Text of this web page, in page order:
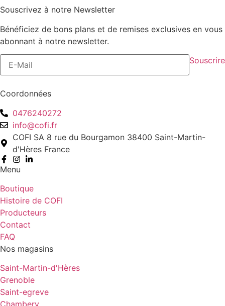
Souscrivez à notre Newsletter
Bénéficiez de bons plans et de remises exclusives en vous
abonnant à notre newsletter.
Souscrire
Coordonnées
0476240272
info@cofi.fr
COFI SA 8 rue du Bourgamon 38400 Saint-Martin-
d'Hères France
Menu
Boutique
Histoire de COFI
Producteurs
Contact
FAQ
Nos magasins
Saint-Martin-d'Hères
Grenoble
Saint-egreve